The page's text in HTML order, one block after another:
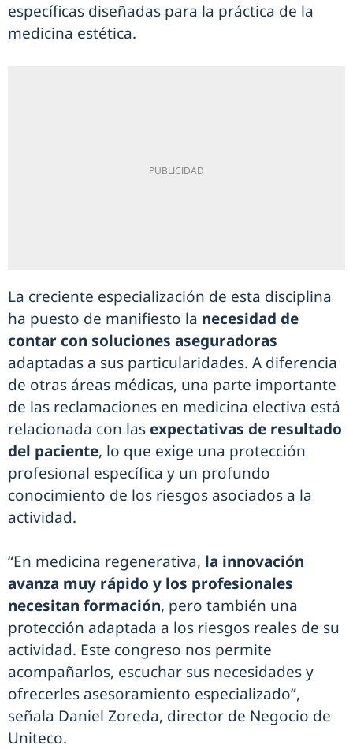
específicas diseñadas para la práctica de la
medicina estética.
La creciente especialización de esta disciplina
ha puesto de manifiesto la necesidad de
contar con soluciones aseguradoras
adaptadas a sus particularidades. A diferencia
de otras áreas médicas, una parte importante
de las reclamaciones en medicina electiva está
relacionada con las expectativas de resultado
del paciente, lo que exige una protección
profesional específica y un profundo
conocimiento de los riesgos asociados a la
actividad.
“En medicina regenerativa, la innovación
avanza muy rápido y los profesionales
necesitan formación, pero también una
protección adaptada a los riesgos reales de su
actividad. Este congreso nos permite
acompañarlos, escuchar sus necesidades y
ofrecerles asesoramiento especializado”,
señala Daniel Zoreda, director de Negocio de
Uniteco.